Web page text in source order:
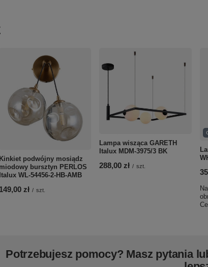
Kinkiet podwójny mosiądz
miodowy bursztyn PERLOS
Italux WL-54456-2-HB-AMB
149,00 zł / szt.
Lampa wisząca GARETH
Italux MDM-3975/3 BK
288,00 zł / szt.
Potrzebujesz pomocy? Masz pytania